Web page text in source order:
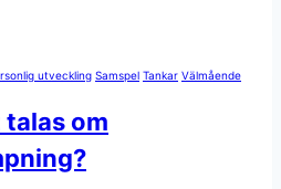
utveckling Samspel Tankar Välmående
om